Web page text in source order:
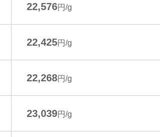
22,576円/g
22,425円/g
22,268円/g
23,039円/g